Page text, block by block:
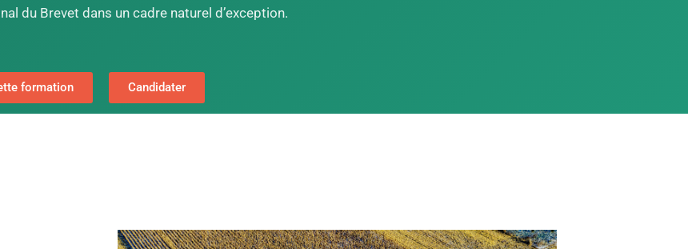
du Brevet dans un cadre naturel d’exception.
formation Candidater